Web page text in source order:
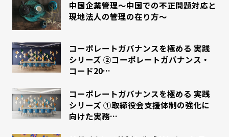
中国企業管理～中国での不正問題対応と
現地法人の管理の在り方～
コーポレートガバナンスを極める 実践
シリーズ ②コーポレートガバナンス・
コード20…
コーポレートガバナンスを極める 実践
シリーズ ①取締役会支援体制の強化に
向けた実務…